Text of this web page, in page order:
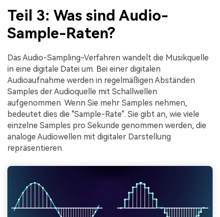
Teil 3: Was sind Audio-
Sample-Raten?
Das Audio-Sampling-Verfahren wandelt die Musikquelle
in eine digitale Datei um. Bei einer digitalen
Audioaufnahme werden in regelmäßigen Abständen
Samples der Audioquelle mit Schallwellen
aufgenommen. Wenn Sie mehr Samples nehmen,
bedeutet dies die "Sample-Rate". Sie gibt an, wie viele
einzelne Samples pro Sekunde genommen werden, die
analoge Audiowellen mit digitaler Darstellung
repräsentieren.